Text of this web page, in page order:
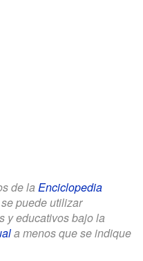
de la Enciclopedia
puede utilizar
y educativos bajo la
a menos que se indique